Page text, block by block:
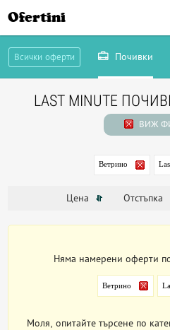
Ofertini
Всички оферти Почивки
LAST MINUTE
ВИЖ
Ветрино
Цена Отстъпка
Няма намерени оферти
Ветрино
Моля, опитайте търсене по